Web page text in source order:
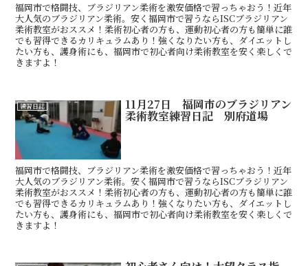
福岡市で格闘技、ブラジリアン柔術を激安価格で習っちゃおう！近年
大人気のブラジリアン柔術。安く福岡市で習うならISCブラジリアン
柔術教室がおススメ！柔術初心者の方も、運動初心者の方も簡単に誰
でも習得できるカリキュラムあり！強くなりたい方も、ダイエットし
たい方も、護身術にも、福岡市で初心者向け柔術教室を安く楽しくで
きますよ！
練習日誌 11月27日 福岡市のブラジリアン
柔術教室練習日記 別府道場
福岡市で格闘技、ブラジリアン柔術を激安価格で習っちゃおう！近年
大人気のブラジリアン柔術。安く福岡市で習うならISCブラジリアン
柔術教室がおススメ！柔術初心者の方も、運動初心者の方も簡単に誰
でも習得できるカリキュラムあり！強くなりたい方も、ダイエットし
たい方も、護身術にも、福岡市で初心者向け柔術教室を安く楽しくで
きますよ！